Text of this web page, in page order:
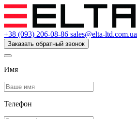
+38 (093) 206-08-86 sales@elta-ltd.com.ua
Заказать обратный звонок
Имя
Телефон